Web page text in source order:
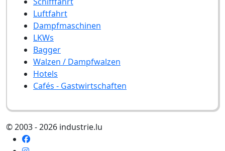
Luftfahrt
Dampfmaschinen
LKWs
Bagger
Walzen / Dampfwalzen
Hotels
Cafés - Gastwirtschaften
© 2003 - 2026 industrie.lu